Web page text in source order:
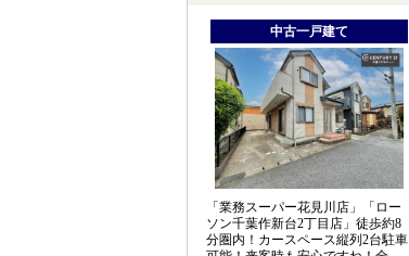
中古一戸建て
「業務スーパー花見川店」「ロー
ソン千葉作新台2丁目店」徒歩約8
分圏内！カースペース縦列2台駐車